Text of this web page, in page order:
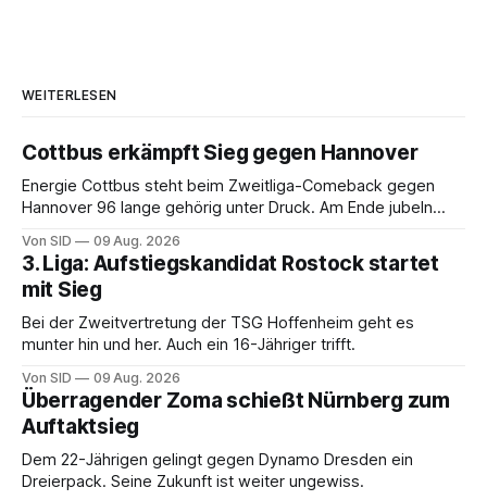
WEITERLESEN
Cottbus erkämpft Sieg gegen Hannover
Energie Cottbus steht beim Zweitliga-Comeback gegen
Hannover 96 lange gehörig unter Druck. Am Ende jubeln
Von SID 09 Aug. 2026
3. Liga: Aufstiegskandidat Rostock startet
mit Sieg
Bei der Zweitvertretung der TSG Hoffenheim geht es
munter hin und her. Auch ein 16-Jähriger trifft.
Von SID 09 Aug. 2026
Überragender Zoma schießt Nürnberg zum
Auftaktsieg
Dem 22-Jährigen gelingt gegen Dynamo Dresden ein
Dreierpack. Seine Zukunft ist weiter ungewiss.